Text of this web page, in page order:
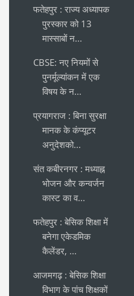
फतेहपुर : राज्य अध्यापक
पुरस्कार को 13
मास्साबों न...
CBSE: नए नियमों से
पुनर्मूल्यांकन में एक
विषय के न...
प्रयागराज : बिना सुरक्षा
मानक के कंप्यूटर
अनुदेशको...
संत कबीरनगर : मध्याह्न
भोजन और कन्वर्जन
कास्ट का व...
फतेहपुर : बेसिक शिक्षा में
बनेगा एकेडमिक
कैलेंडर, ...
आजमगढ़ : बेसिक शिक्षा
विभाग के पांच शिक्षकों